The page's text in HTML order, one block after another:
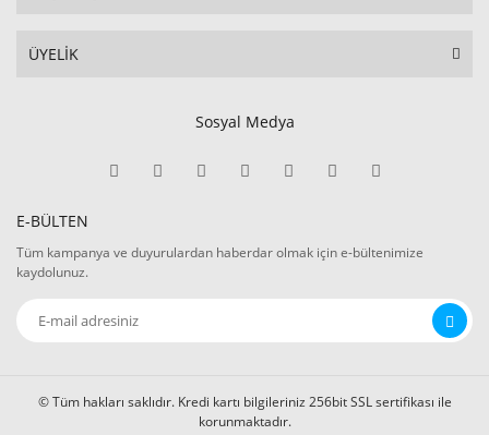
ÜYELİK
Sosyal Medya
E-BÜLTEN
Tüm kampanya ve duyurulardan haberdar olmak için e-bültenimize
kaydolunuz.
© Tüm hakları saklıdır. Kredi kartı bilgileriniz 256bit SSL sertifikası ile
korunmaktadır.